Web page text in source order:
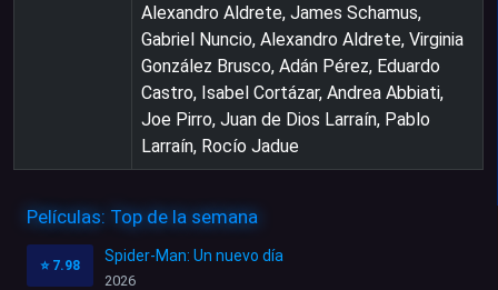
Alexandro Aldrete, James Schamus,
Gabriel Nuncio, Alexandro Aldrete, Virginia
González Brusco, Adán Pérez, Eduardo
Castro, Isabel Cortázar, Andrea Abbiati,
Joe Pirro, Juan de Dios Larraín, Pablo
Larraín, Rocío Jadue
Películas: Top de la semana
⭐ 7.98
Spider-Man: Un nuevo día
2026